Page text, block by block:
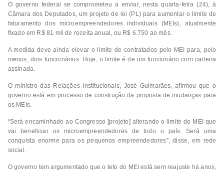
O governo federal se comprometeu a enviar, nesta quarta-feira (24), à
Câmara dos Deputados, um projeto de lei (PL) para aumentar o limite de
faturamento dos microempreendedores individuais (MEIs), atualmente
fixado em R$ 81 mil de receita anual, ou R$ 6.750 ao mês.
A medida deve ainda elevar o limite de contratados pelo MEI para, pelo
menos, dois funcionários. Hoje, o limite é de um funcionário com carteira
assinada.
O ministro das Relações Institucionais, José Guimarães, afirmou que o
governo está em processo de construção da proposta de mudanças para
os MEIs.
“Será encaminhado ao Congresso [projeto] alterando o limite do MEI que
vai beneficiar os microempreendedores de todo o país. Será uma
conquista enorme para os pequenos empreendedores”, disse, em rede
social.
O governo tem argumentado que o teto do MEI está sem reajuste há anos,